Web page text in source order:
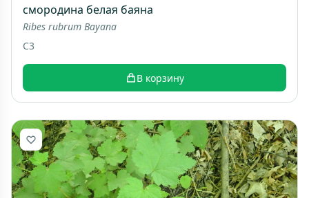
смородина белая баяна
Ribes rubrum Bayana
C3
В корзину